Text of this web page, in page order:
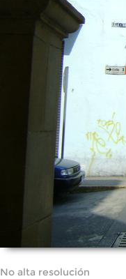
No alta resolución